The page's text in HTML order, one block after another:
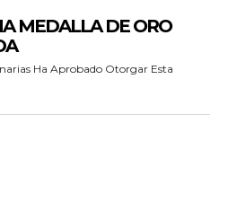
MEDALLA DE ORO
Ha Aprobado Otorgar Esta